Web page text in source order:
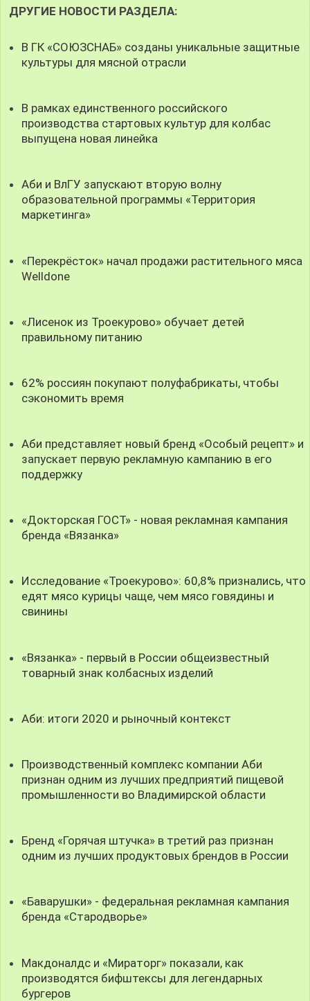
ДРУГИЕ НОВОСТИ РАЗДЕЛА:
В ГК «СОЮЗСНАБ» созданы уникальные защитные
культуры для мясной отрасли
В рамках единственного российского
производства стартовых культур для колбас
выпущена новая линейка
Аби и ВлГУ запускают вторую волну
образовательной программы «Территория
маркетинга»
«Перекрёсток» начал продажи растительного мяса
Welldone
«Лисенок из Троекурово» обучает детей
правильному питанию
62% россиян покупают полуфабрикаты, чтобы
сэкономить время
Аби представляет новый бренд «Особый рецепт» и
запускает первую рекламную кампанию в его
поддержку
«Докторская ГОСТ» - новая рекламная кампания
бренда «Вязанка»
Исследование «Троекурово»: 60,8% признались, что
едят мясо курицы чаще, чем мясо говядины и
свинины
«Вязанка» - первый в России общеизвестный
товарный знак колбасных изделий
Аби: итоги 2020 и рыночный контекст
Производственный комплекс компании Аби
признан одним из лучших предприятий пищевой
промышленности во Владимирской области
Бренд «Горячая штучка» в третий раз признан
одним из лучших продуктовых брендов в России
«Баварушки» - федеральная рекламная кампания
бренда «Стародворье»
Макдоналдс и «Мираторг» показали, как
производятся бифштексы для легендарных
бургеров